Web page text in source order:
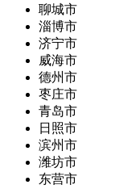
聊城市
淄博市
济宁市
威海市
德州市
枣庄市
青岛市
日照市
滨州市
潍坊市
东营市